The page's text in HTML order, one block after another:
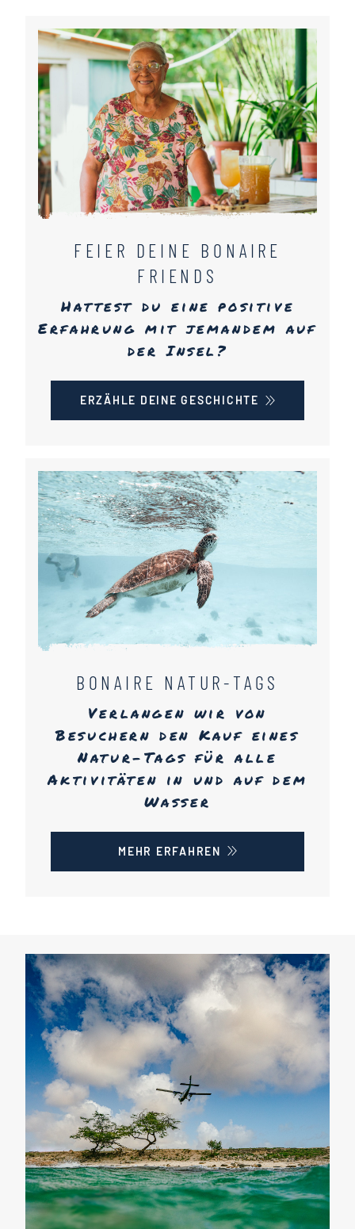
FEIER DEINE BONAIRE
FRIENDS
Hattest du eine positive
Erfahrung mit jemandem auf
der Insel?
ERZÄHLE DEINE GESCHICHTE
BONAIRE NATUR-TAGS
Verlangen wir von
Besuchern den Kauf eines
Natur-Tags für alle
Aktivitäten in und auf dem
Wasser
MEHR ERFAHREN